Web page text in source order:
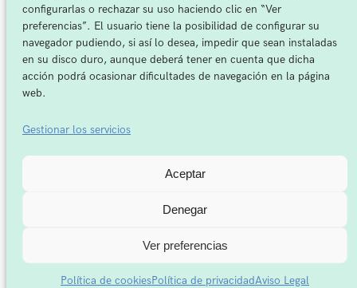
configurarlas o rechazar su uso haciendo clic en “Ver
preferencias”. El usuario tiene la posibilidad de configurar su
navegador pudiendo, si así lo desea, impedir que sean instaladas
en su disco duro, aunque deberá tener en cuenta que dicha
acción podrá ocasionar dificultades de navegación en la página
web.
Gestionar los servicios
Aceptar
Denegar
Ver preferencias
Política de cookiesPolítica de privacidadAviso Legal
Webinars
Café con ATUVIBI
Kit del recién diagnosticado
Involúcrate
Contacto
Newsletter
Síguenos en:
Buscar
Política de privacidadPolítica de cookies
Todos los derechos reservados.